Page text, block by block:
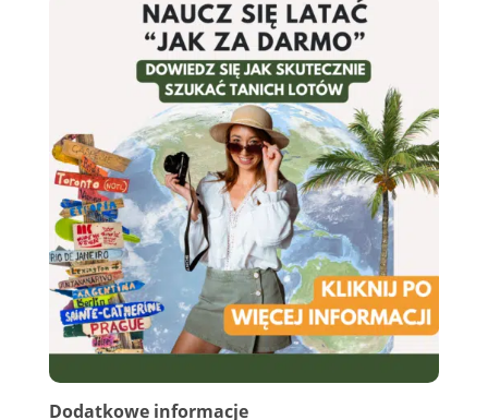
Dodatkowe informacje